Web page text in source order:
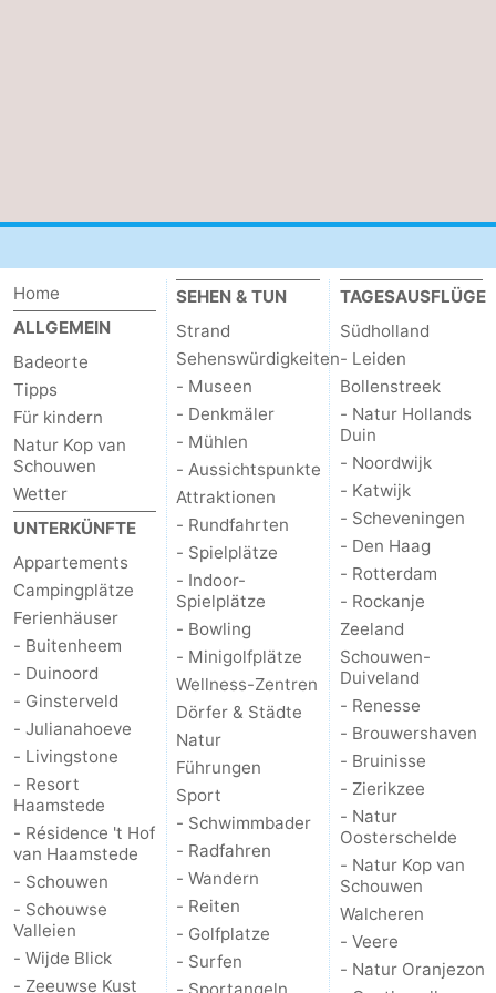
Home
ALLGEMEIN
Badeorte
Tipps
Für kindern
Natur Kop van
Schouwen
Wetter
UNTERKÜNFTE
Appartements
Campingplätze
Ferienhäuser
- Buitenheem
- Duinoord
- Ginsterveld
- Julianahoeve
- Livingstone
- Resort
Haamstede
- Résidence 't Hof
van Haamstede
- Schouwen
- Schouwse
Valleien
- Wijde Blick
- Zeeuwse Kust
SEHEN & TUN
Strand
Sehenswürdigkeiten
- Museen
- Denkmäler
- Mühlen
- Aussichtspunkte
Attraktionen
- Rundfahrten
- Spielplätze
- Indoor-
Spielplätze
- Bowling
- Minigolfplätze
Wellness-Zentren
Dörfer & Städte
Natur
Führungen
Sport
- Schwimmbader
- Radfahren
- Wandern
- Reiten
- Golfplatze
- Surfen
TAGESAUSFLÜGE
Südholland
- Leiden
Bollenstreek
- Natur Hollands
Duin
- Noordwijk
- Katwijk
- Scheveningen
- Den Haag
- Rotterdam
- Rockanje
Zeeland
Schouwen-
Duiveland
- Renesse
- Brouwershaven
- Bruinisse
- Zierikzee
- Natur
Oosterschelde
- Natur Kop van
Schouwen
Walcheren
- Veere
- Natur Oranjezon